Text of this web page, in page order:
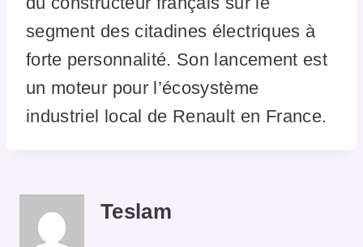
segment des citadines électriques à
forte personnalité. Son lancement est
un moteur pour l’écosystème
industriel local de Renault en France.
Teslam